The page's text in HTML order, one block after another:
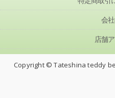
会
店舗
Copyright © Tateshina teddy